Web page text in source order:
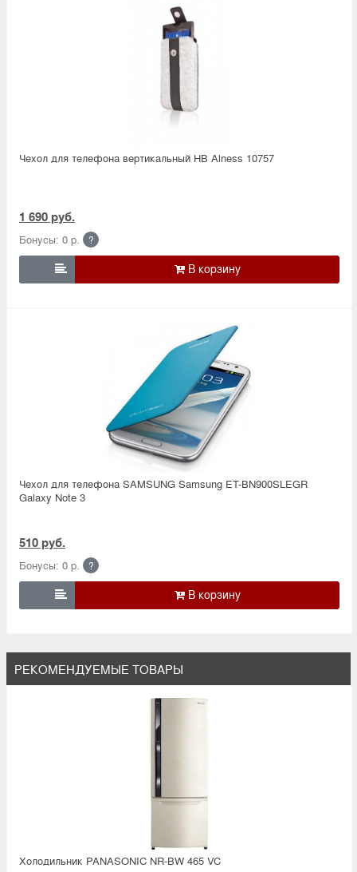
Чехол для телефона вертикальный HB Alness 10757
1 690 руб.
Бонусы: 0 р. ?

Чехол для телефона SAMSUNG Samsung ET-BN900SLEGR
Galaxy Note 3
510 руб.
Бонусы: 0 р. ?

РЕКОМЕНДУЕМЫЕ ТОВАРЫ
Холодильник PANASONIC NR-BW 465 VC